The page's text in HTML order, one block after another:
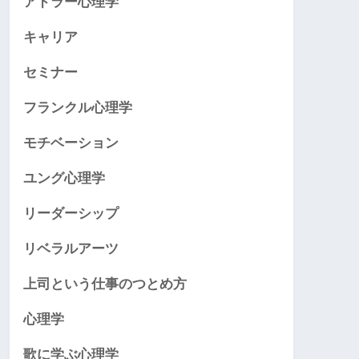
キャリア
セミナー
フランクル心理学
モチベーション
ユング心理学
リーダーシップ
リベラルアーツ
上司という仕事のつとめ方
心理学
歌に学ぶ心理学